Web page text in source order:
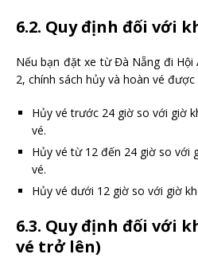
6.2. Quy định đối với
Nếu bạn đặt xe từ Đà Nẵng đi
2, chính sách hủy và hoàn vé
Hủy vé trước 24 giờ so với giờ
vé.
Hủy vé từ 12 đến 24 giờ so với
vé.
Hủy vé dưới 12 giờ so với giờ
6.3. Quy định đối với
vé trở lên)